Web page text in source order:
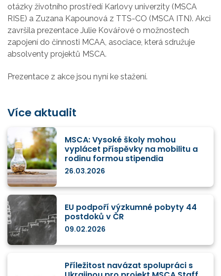
otázky životního prostředí Karlovy univerzity (MSCA
RISE) a Zuzana Kapounová z TTS-CO (MSCA ITN). Akci
završila prezentace Julie Kovářové o možnostech
zapojení do činnosti MCAA, asociace, která sdružuje
absolventy projektů MSCA.
Prezentace z akce jsou nyní ke stažení.
Více aktualit
MSCA: Vysoké školy mohou
vyplácet příspěvky na mobilitu a
rodinu formou stipendia
26.03.2026
EU podpoří výzkumné pobyty 44
postdoků v ČR
09.02.2026
Příležitost navázat spolupráci s